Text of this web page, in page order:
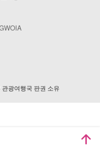
광여행국 판권 소유